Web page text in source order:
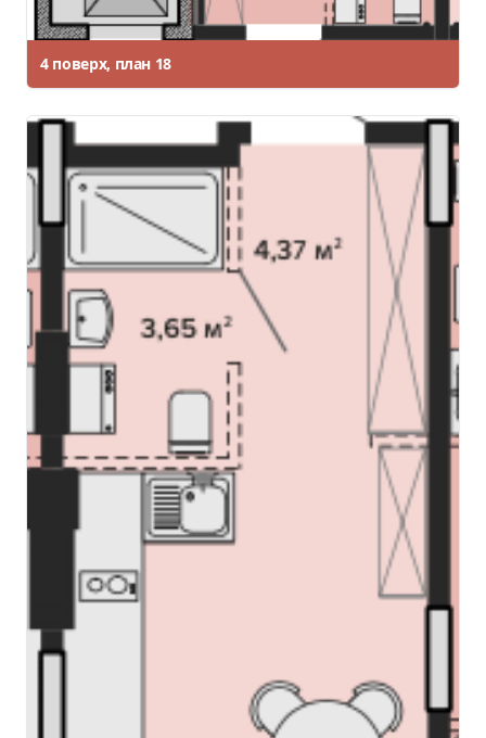
4 поверх, план 18